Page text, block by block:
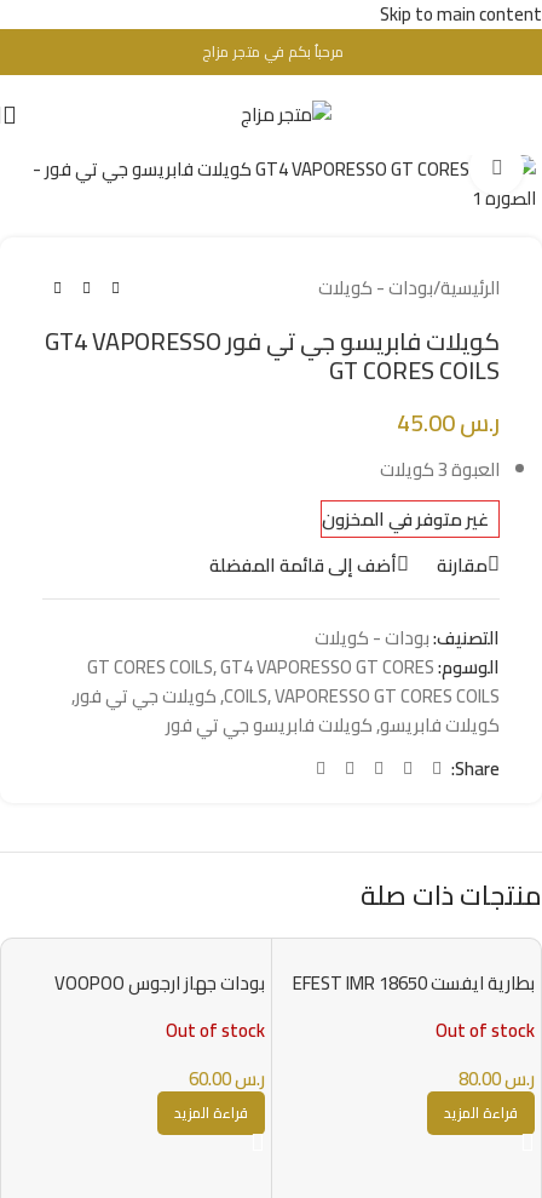
Skip to main content
تحذير : للبالغين فقط + 18 عام - WARINIG : Not For Sale For Minors
مرحباُ بكم في متجر مزاج
Click to enlarge
الرئيسية/بودات - كويلات
كويلات فابريسو جي تي فور GT4 VAPORESSO
GT CORES COILS
ر.س
العبوة 3 كويلات
غير متوفر في المخزون
مقارنة
أضف إلى قائمة المفضلة
التصنيف:بودات - كويلات
الوسوم:
GT CORES COILS,GT4 VAPORESSO GT CORES
COILS,VAPORESSO GT CORES COILS
,كويلات جي تي فور,
كويلات فابريسو,كويلات فابريسو جي تي فور
Share:
منتجات ذات صلة
بطارية ايفست EFEST IMR 18650
Out of stock
ر.س
قراءة المزيد
بودات جهاز ارجوس VOOPOO
Out of stock
ر.س
قراءة المزيد